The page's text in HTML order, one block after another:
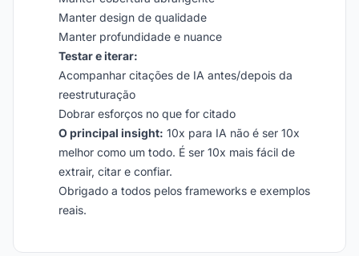
Manter design de qualidade
Manter profundidade e nuance
Testar e iterar:
Acompanhar citações de IA antes/depois da
reestruturação
Dobrar esforços no que for citado
O principal insight: 10x para IA não é ser 10x
melhor como um todo. É ser 10x mais fácil de
extrair, citar e confiar.
Obrigado a todos pelos frameworks e exemplos
reais.